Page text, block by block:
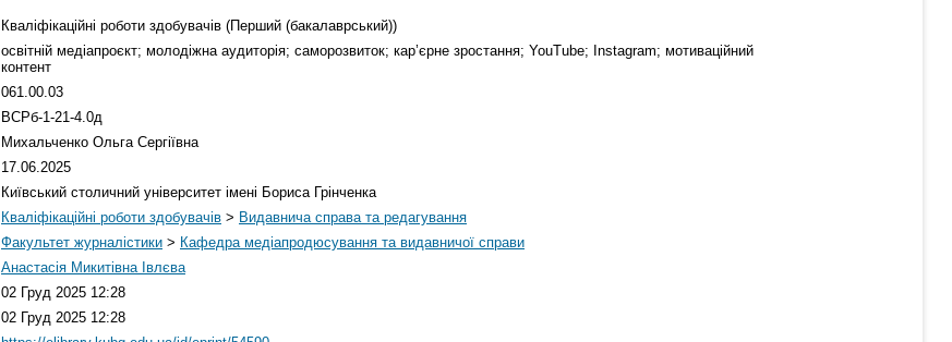
Кваліфікаційні роботи здобувачів (Перший (бакалаврський))
освітній медіапроєкт; молодіжна аудиторія; саморозвиток; кар’єрне зростання; YouTube; Instagram; мотиваційний
контент
061.00.03
ВСРб-1-21-4.0д
Михальченко Ольга Сергіївна
17.06.2025
Київський столичний університет імені Бориса Грінченка
Кваліфікаційні роботи здобувачів > Видавнича справа та редагування
Факультет журналістики > Кафедра медіапродюсування та видавничої справи
Анастасія Микитівна Івлєва
02 Груд 2025 12:28
02 Груд 2025 12:28